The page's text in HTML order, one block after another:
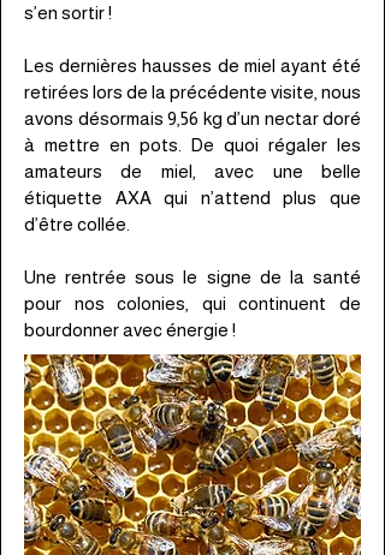
s’en sortir !
Les dernières hausses de miel ayant été
retirées lors de la précédente visite, nous
avons désormais 9,56 kg d’un nectar doré
à mettre en pots. De quoi régaler les
amateurs de miel, avec une belle
étiquette AXA qui n’attend plus que
d’être collée.
Une rentrée sous le signe de la santé
pour nos colonies, qui continuent de
bourdonner avec énergie !